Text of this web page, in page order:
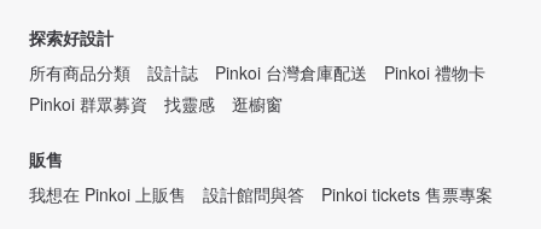
探索好設計
所有商品分類
設計誌 Pinkoi 台灣倉庫配送
Pinkoi 禮物卡
Pinkoi 群眾募資
找靈感 逛櫥窗
販售
我想在 Pinkoi 上販售
設計館問與答 Pinkoi tickets 售票專案